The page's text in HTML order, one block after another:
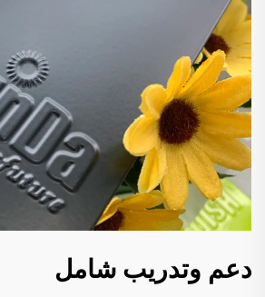
دعم وتدريب شامل